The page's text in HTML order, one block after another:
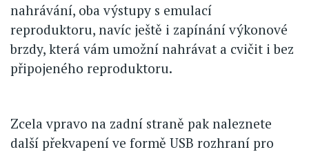
nahrávání, oba výstupy s emulací
reproduktoru, navíc ještě i zapínání výkonové
brzdy, která vám umožní nahrávat a cvičit i bez
připojeného reproduktoru.
Zcela vpravo na zadní straně pak naleznete
další překvapení ve formě USB rozhraní pro